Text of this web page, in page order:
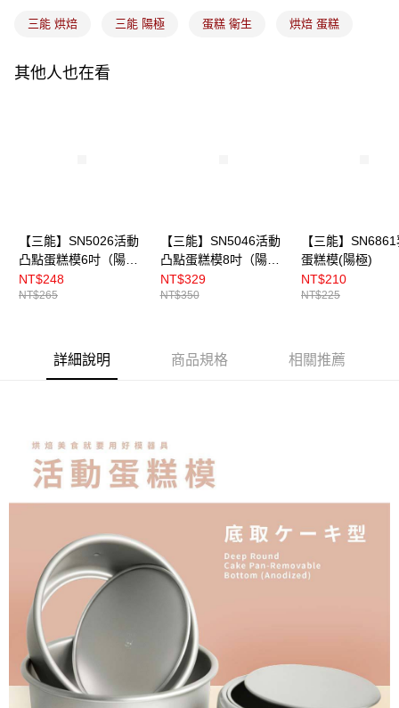
三能 烘焙 三能 陽極 蛋糕 衛生 烘焙 蛋糕
其他人也在看
【三能】SN5026活動
凸點蛋糕模6吋（陽
極）
NT$248
NT$265
【三能】SN5046活動
凸點蛋糕模8吋（陽
極）
NT$329
NT$350
【三能】
蛋糕模(陽極)
NT$210
NT$225
詳細說明 商品規格 相關推薦